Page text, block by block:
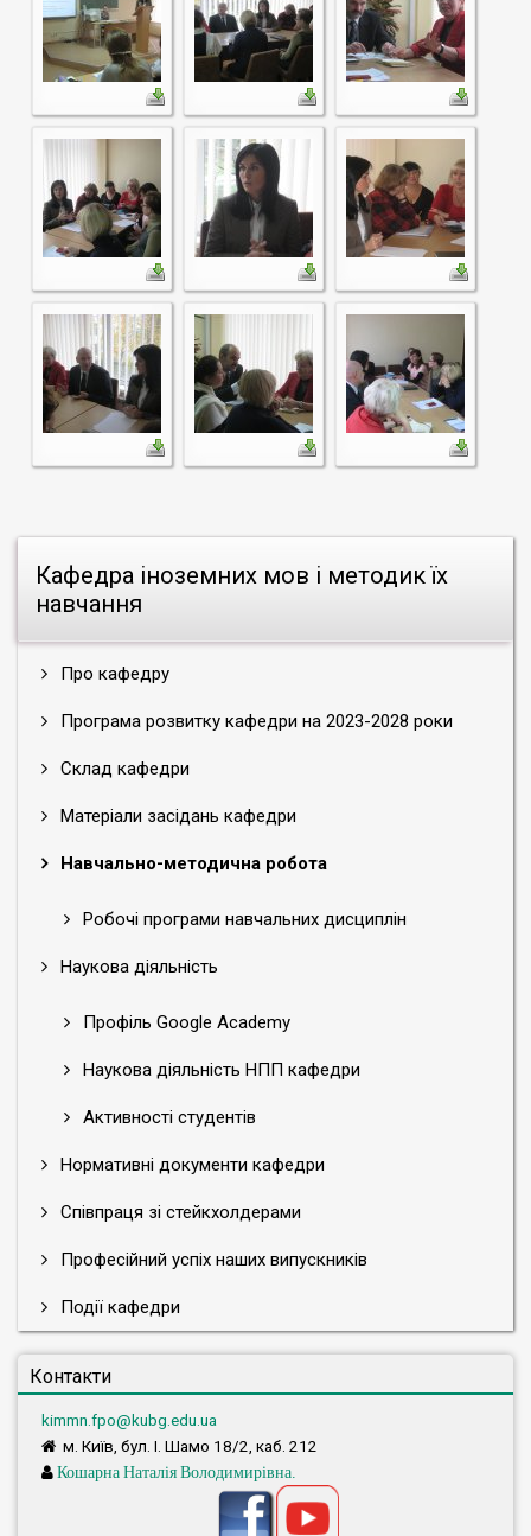
Кафедра іноземних мов і методик їх
навчання
Про кафедру
Програма розвитку кафедри на 2023-2028 роки
Склад кафедри
Матеріали засідань кафедри
Навчально-методична робота
Робочі програми навчальних дисциплін
Наукова діяльність
Профіль Google Academy
Наукова діяльність НПП кафедри
Активності студентів
Нормативні документи кафедри
Співпраця зі стейкхолдерами
Професійний успіх наших випускників
Події кафедри
Контакти
kimmn.fpo@kubg.edu.ua
м. Київ, бул. І. Шамо 18/2, каб. 212
Кошарна Наталія Володимирівна.